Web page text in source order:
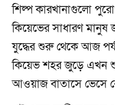
শিল্প কারখানাগুলো
কিয়েভের সাধারণ মানুষ
যুদ্ধের শুরু থেকে আজ
কিয়েভ শহর জুড়ে এখন
আওয়াজ বাতাসে ভেসে